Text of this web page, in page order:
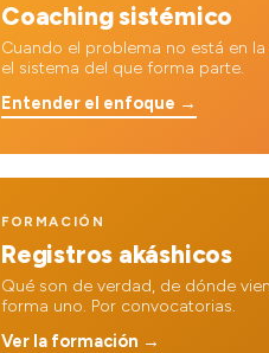
Coaching sistémico
Cuando el problema no está en
el sistema del que forma parte.
Entender el enfoque →
FORMACIÓN
Registros akáshicos
Qué son de verdad, de dónde
forma uno. Por convocatorias.
Ver la formación →